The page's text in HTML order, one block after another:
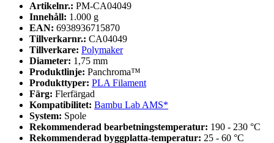
Artikelnr.: PM-CA04049
Innehåll: 1.000 g
EAN: 6938936715870
Tillverkarnr.: CA04049
Tillverkare: Polymaker
Diameter: 1,75 mm
Produktlinje: Panchroma™
Produkttyper: PLA Filament
Färg: Flerfärgad
Kompatibilitet: Bambu Lab AMS*
System: Spole
Rekommenderad bearbetningstemperatur: 190 - 230 °C
Rekommenderad byggplatta-temperatur: 25 - 60 °C